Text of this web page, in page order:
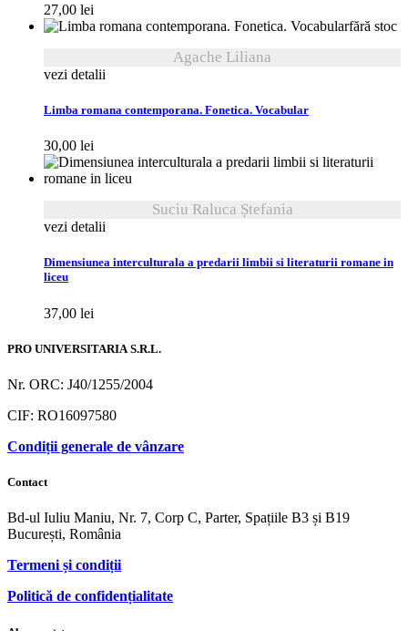
27,00 lei
fără stoc
Agache Liliana
vezi detalii
Limba romana contemporana. Fonetica. Vocabular
30,00 lei
Suciu Raluca Ștefania
vezi detalii
Dimensiunea interculturala a predarii limbii si literaturii romane in
liceu
37,00 lei
PRO UNIVERSITARIA S.R.L.
Nr. ORC: J40/1255/2004
CIF: RO16097580
Condiții generale de vânzare
Contact
Bd-ul Iuliu Maniu, Nr. 7, Corp C, Parter, Spațiile B3 și B19
București, România
Termeni și condiții
Politică de confidențialitate